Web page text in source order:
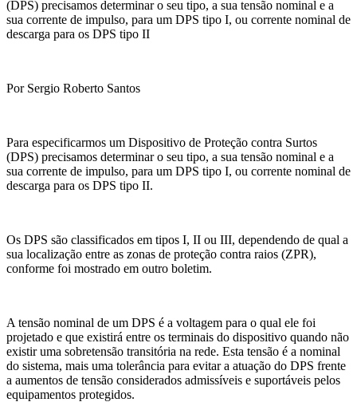
(DPS) precisamos determinar o seu tipo, a sua tensão nominal e a
sua corrente de impulso, para um DPS tipo I, ou corrente nominal de
descarga para os DPS tipo II
Por Sergio Roberto Santos
Para especificarmos um Dispositivo de Proteção contra Surtos
(DPS) precisamos determinar o seu tipo, a sua tensão nominal e a
sua corrente de impulso, para um DPS tipo I, ou corrente nominal de
descarga para os DPS tipo II.
Os DPS são classificados em tipos I, II ou III, dependendo de qual a
sua localização entre as zonas de proteção contra raios (ZPR),
conforme foi mostrado em outro boletim.
A tensão nominal de um DPS é a voltagem para o qual ele foi
projetado e que existirá entre os terminais do dispositivo quando não
existir uma sobretensão transitória na rede. Esta tensão é a nominal
do sistema, mais uma tolerância para evitar a atuação do DPS frente
a aumentos de tensão considerados admissíveis e suportáveis pelos
equipamentos protegidos.